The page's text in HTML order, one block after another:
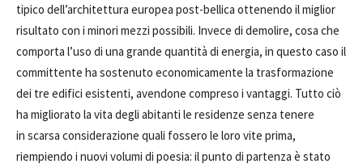
tipico dell’architettura europea post-bellica ottenendo il miglior
risultato con i minori mezzi possibili. Invece di demolire, cosa che
comporta l’uso di una grande quantità di energia, in questo caso il
committente ha sostenuto economicamente la trasformazione
dei tre edifici esistenti, avendone compreso i vantaggi. Tutto ciò
ha migliorato la vita degli abitanti le residenze senza tenere
in scarsa considerazione quali fossero le loro vite prima,
riempiendo i nuovi volumi di poesia: il punto di partenza è stato